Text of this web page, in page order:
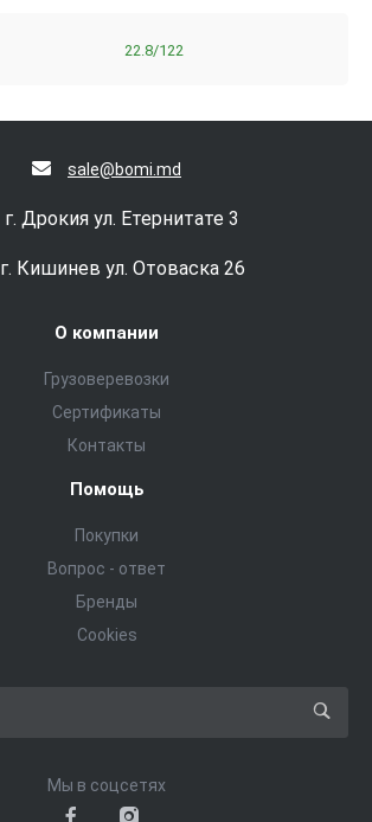
22.8/122
sale@bomi.md
г. Дрокия ул. Етернитате 3
г. Кишинев ул. Отоваска 26
О компании
Грузоверевозки
Сертификаты
Контакты
Помощь
Покупки
Вопрос - ответ
Бренды
Cookies
Мы в соцсетях